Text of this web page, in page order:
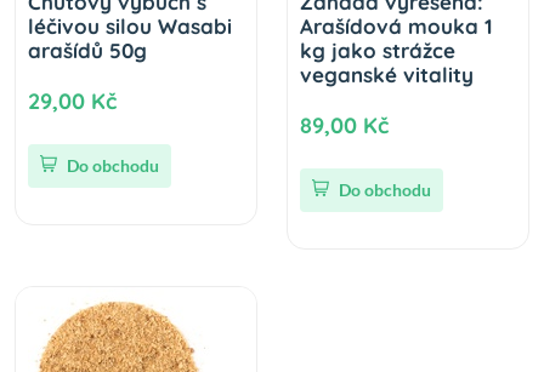
léčivou silou Wasabi
arašídů 50g
29,00 Kč
Do obchodu
Arašídová mouka 1
kg jako strážce
veganské vitality
89,00 Kč
Do obchodu